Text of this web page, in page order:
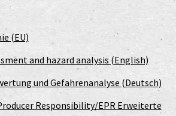
(EU)
and hazard analysis (English)
und Gefahrenanalyse (Deutsch)
Responsibility/EPR Erweiterte